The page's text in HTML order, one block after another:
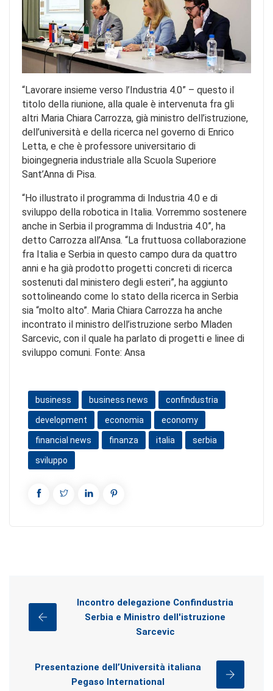
“Lavorare insieme verso l’Industria 4.0” – questo il
titolo della riunione, alla quale è intervenuta fra gli
altri Maria Chiara Carrozza, già ministro dell’istruzione,
dell’università e della ricerca nel governo di Enrico
Letta, e che è professore universitario di
bioingegneria industriale alla Scuola Superiore
Sant’Anna di Pisa.
“Ho illustrato il programma di Industria 4.0 e di
sviluppo della robotica in Italia. Vorremmo sostenere
anche in Serbia il programma di Industria 4.0”, ha
detto Carrozza all’Ansa. “La fruttuosa collaborazione
fra Italia e Serbia in questo campo dura da quattro
anni e ha già prodotto progetti concreti di ricerca
sostenuti dal ministero degli esteri”, ha aggiunto
sottolineando come lo stato della ricerca in Serbia
sia “molto alto”. Maria Chiara Carrozza ha anche
incontrato il ministro dell’istruzione serbo Mladen
Sarcevic, con il quale ha parlato di progetti e linee di
sviluppo comuni. Fonte: Ansa
business business news confindustria
development economia economy
financial news finanza italia serbia
sviluppo
Incontro delegazione Confindustria
Serbia e Ministro dell'istruzione
Sarcevic
Presentazione dell’Università italiana
Pegaso International